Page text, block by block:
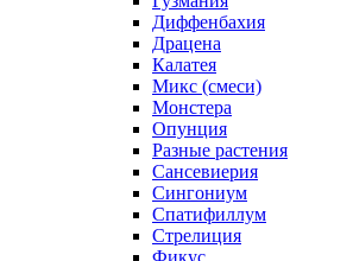
Диффенбахия
Драцена
Калатея
Микс (смеси)
Монстера
Опунция
Разные растения
Сансевиерия
Сингониум
Спатифиллум
Стрелиция
Фикус